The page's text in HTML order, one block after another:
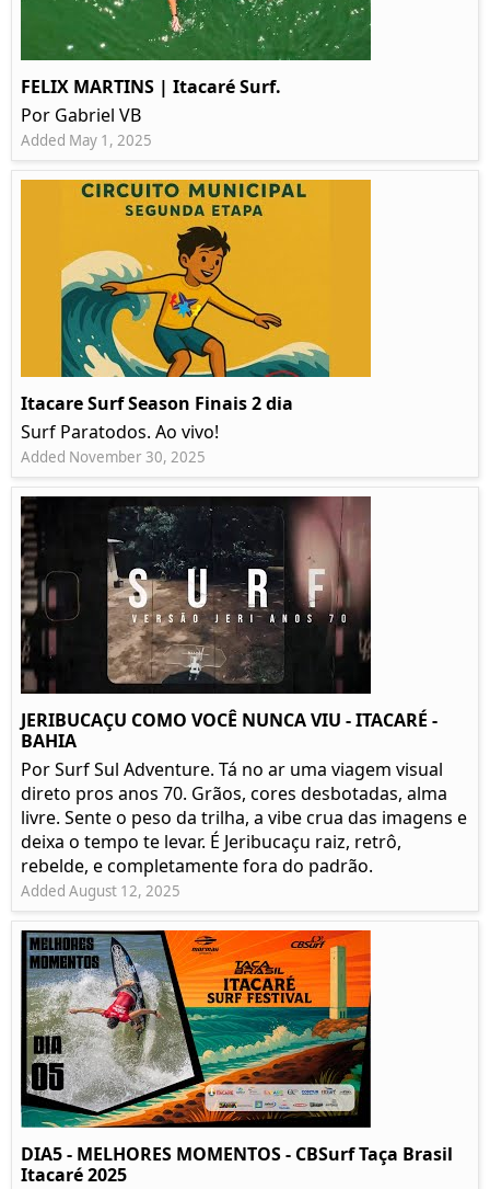
FELIX MARTINS | Itacaré Surf.
Por Gabriel VB
Added May 1, 2025
Itacare Surf Season Finais 2 dia
Surf Paratodos. Ao vivo!
Added November 30, 2025
JERIBUCAÇU COMO VOCÊ NUNCA VIU - ITACARÉ -
BAHIA
Por Surf Sul Adventure. Tá no ar uma viagem visual
direto pros anos 70. Grãos, cores desbotadas, alma
livre. Sente o peso da trilha, a vibe crua das imagens e
deixa o tempo te levar. É Jeribucaçu raiz, retrô,
rebelde, e completamente fora do padrão.
Added August 12, 2025
DIA5 - MELHORES MOMENTOS - CBSurf Taça Brasil
Itacaré 2025